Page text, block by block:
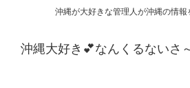
沖縄が大好きな管理人が沖縄の情
沖縄大好き💕なんくるないさ